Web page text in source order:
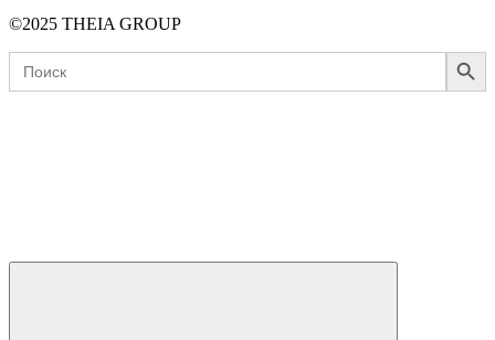
©2025 THEIA GROUP
Search
for:
Search Button